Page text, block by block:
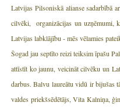
Latvijas Pilsoniskā alianse sadarbībā
cilvēki, organizācijas un uzņēmumi,
Latvijas labklājību - mēs vēlamies
Šogad jau septīto reizi teiksim īpašu
attīstīt ko jaunu, veicināt cilvēku un
darbus. Balvu laureātu vidū ir bijušas
valdes priekšsēdētājs, Vita Kalniņa,